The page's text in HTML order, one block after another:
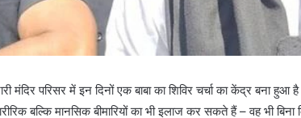
मंदिर परिसर में इन दिनों एक बाबा का शिविर चर्चा का केंद्र बना हुआ
बल्कि मानसिक बीमारियों का भी इलाज कर सकते हैं – वह भी